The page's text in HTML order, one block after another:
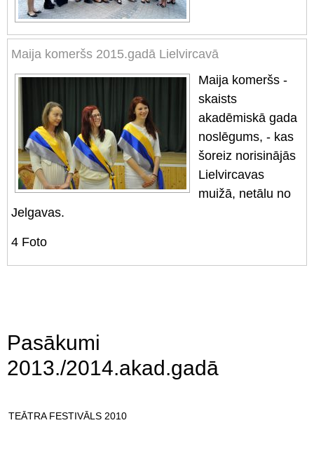
Maija komeršs 2015.gadā Lielvircavā
Maija komeršs -
skaists
akadēmiskā gada
noslēgums, - kas
šoreiz norisinājās
Lielvircavas
muižā, netālu no
Jelgavas.
4 Foto
Pasākumi
2013./2014.akad.gadā
TEĀTRA FESTIVĀLS 2010